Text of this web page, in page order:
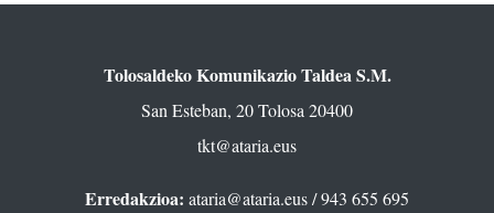
Tolosaldeko Komunikazio Taldea S.M.
San Esteban, 20 Tolosa 20400
tkt@ataria.eus
Erredakzioa: ataria@ataria.eus/ 943 655 695